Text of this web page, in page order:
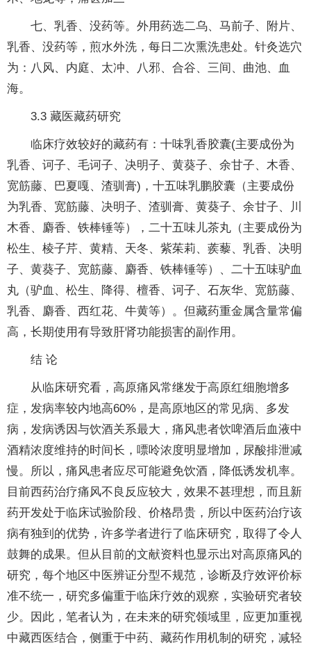
七、乳香、没药等。外用药选二乌、马前子、附片、
乳香、没药等，煎水外洗，每日二次熏洗患处。针灸选穴
为：八风、内庭、太冲、八邪、合谷、三间、曲池、血
海。
3.3 藏医藏药研究
临床疗效较好的藏药有：十味乳香胶囊(主要成份为
乳香、诃子、毛诃子、决明子、黄葵子、余甘子、木香、
宽筋藤、巴夏嘎、渣驯膏)，十五味乳鹏胶囊（主要成份
为乳香、宽筋藤、决明子、渣驯膏、黄葵子、余甘子、川
木香、麝香、铁棒锤等），二十五味儿茶丸（主要成份为
松生、棱子芹、黄精、天冬、紫茱莉、蒺藜、乳香、决明
子、黄葵子、宽筋藤、麝香、铁棒锤等）、二十五味驴血
丸（驴血、松生、降得、檀香、诃子、石灰华、宽筋藤、
乳香、麝香、西红花、牛黄等）。但藏药重金属含量常偏
高，长期使用有导致肝肾功能损害的副作用。
结 论
从临床研究看，高原痛风常继发于高原红细胞增多
症，发病率较内地高60%，是高原地区的常见病、多发
病，发病诱因与饮酒关系最大，痛风患者饮啤酒后血液中
酒精浓度维持的时间长，嘌呤浓度明显增加，尿酸排泄减
慢。所以，痛风患者应尽可能避免饮酒，降低诱发机率。
目前西药治疗痛风不良反应较大，效果不甚理想，而且新
药开发处于临床试验阶段、价格昂贵，所以中医药治疗该
病有独到的优势，许多学者进行了临床研究，取得了令人
鼓舞的成果。但从目前的文献资料也显示出对高原痛风的
研究，每个地区中医辨证分型不规范，诊断及疗效评价标
准不统一，研究多偏重于临床疗效的观察，实验研究者较
少。因此，笔者认为，在未来的研究领域里，应更加重视
中藏西医结合，侧重于中药、藏药作用机制的研究，减轻